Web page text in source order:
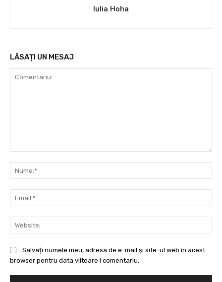
Iulia Hoha
LĂSAȚI UN MESAJ
Salvați numele meu, adresa de e-mail și site-ul web în acest
browser pentru data viitoare i comentariu.